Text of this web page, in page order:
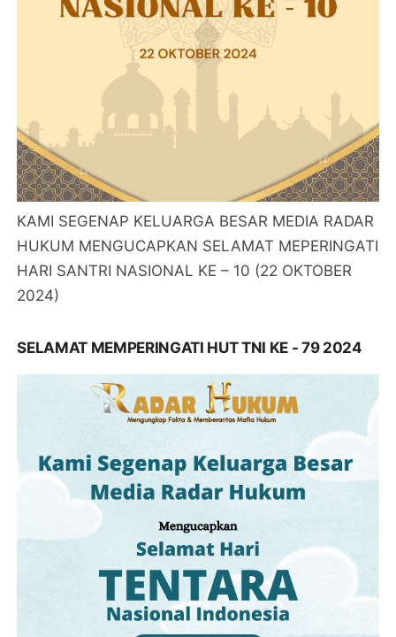
KAMI SEGENAP KELUARGA BESAR MEDIA RADAR
HUKUM MENGUCAPKAN SELAMAT MEPERINGATI
HARI SANTRI NASIONAL KE – 10 (22 OKTOBER
2024)
SELAMAT MEMPERINGATI HUT TNI KE - 79 2024